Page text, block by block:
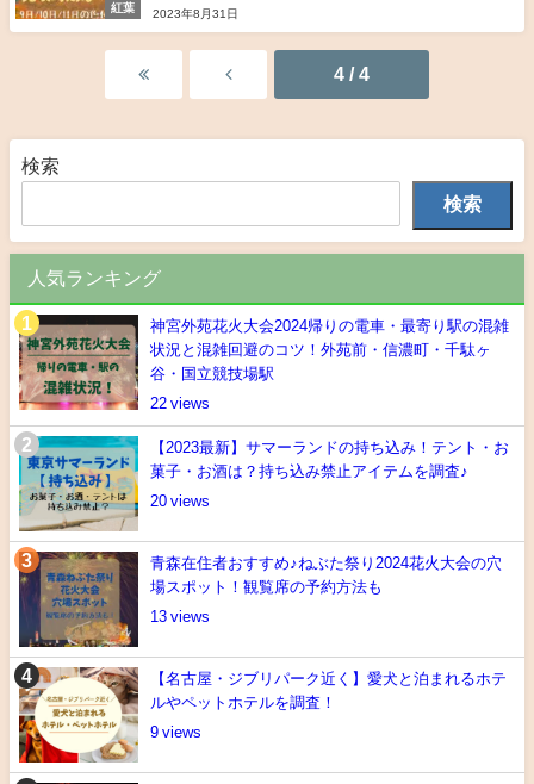
紅葉
2023年8月31日
4 / 4
検索
検索
人気ランキング
神宮外苑花火大会2024帰りの電車・最寄り駅の混雑
状況と混雑回避のコツ！外苑前・信濃町・千駄ヶ
谷・国立競技場駅
22
【2023最新】サマーランドの持ち込み！テント・お
菓子・お酒は？持ち込み禁止アイテムを調査♪
20
青森在住者おすすめ♪ねぶた祭り2024花火大会の穴
場スポット！観覧席の予約方法も
13
【名古屋・ジブリパーク近く】愛犬と泊まれるホテ
ルやペットホテルを調査！
9